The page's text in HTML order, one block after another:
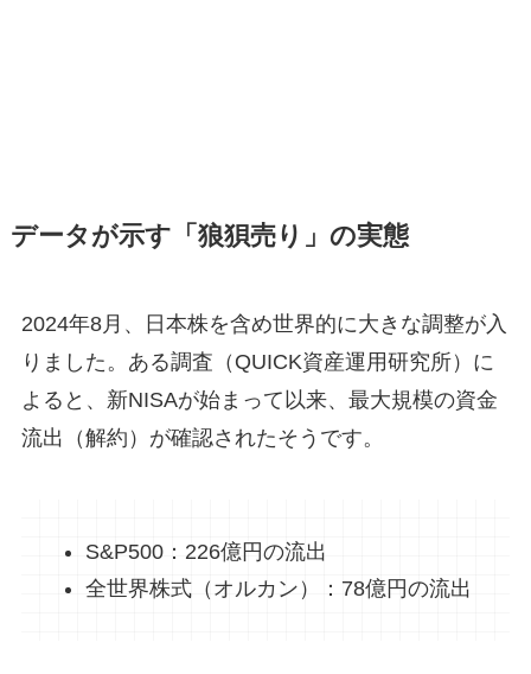
データが示す「狼狽売り」の実態
2024年8月、日本株を含め世界的に大きな調整が入
りました。ある調査（QUICK資産運用研究所）に
よると、新NISAが始まって以来、最大規模の資金
流出（解約）が確認されたそうです。
S&P500：226億円の流出
全世界株式（オルカン）：78億円の流出